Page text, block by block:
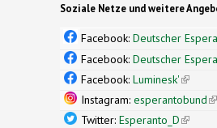
Soziale Netze und weitere
Facebook: Deutscher
Facebook: Deutscher
Facebook: Luminesk'(link is
Instagram: esperantobund
Twitter: Esperanto_D(link is